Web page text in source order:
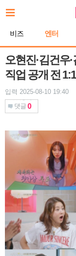
문
비즈 엔터
오현진·김건우
직업 공개 전
입력 2025-08-10 19:40
댓글 0